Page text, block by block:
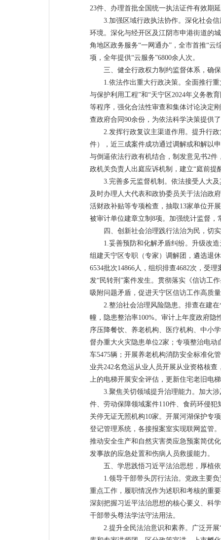
23件、办理首批全国统一执法证件有效期
3.加强区域行政执法协作。深化社会
环境。深化与经开区及江阴市申港街道的
角地区政务服务“一网通办”，全市首推“
项，全年提供“云服务”6800余人次。
三、健全行政权力制约监督体系，确
1.依法作出重大行政决策。全面推行
与保护利用工程”和“天宁区2024年义务教
等程序，强化合法性审查和集体讨论决定
查政府合同90余份，为依法科学决策提供
2.发挥行政复议主渠道作用。提升行
件），近三成案件成功通过调解或和解以
与倒逼依法行政有机结合，制发意见书2
政机关负责人出庭应诉机制，建立“庭前提
3.完善多元监督机制。依法接受人大
及时办理人大代表和政协委员关于法治政
活财政补贴等专项检查，抽取13家单位开
被审计单位建章立制8项。加强统计监督
四、创新社会治理践行法治为民，切
1.妥善预防和化解矛盾纠纷。升级改
组建天宁区专职（专家）调解团，遴选退
6534批次14866人，组织排查4682次，受
发“民转刑”案件发生。贯彻落实《信访工
吸附问题矛盾，促进天宁区信访工作高质
2.整治社会治理风险隐患。排查在建
幢，隐患整治率100%。审计上年度政府
序压降餐饮、养老机构、医疗机构、中小
督办重大火灾隐患单位2家；专项整治电动
车5475辆；开展养老机构消防安全标准化
业共242名危运从业人员开展从业资格核
上的电梯开展安全评估，更新住宅老旧电
3.聚焦关切领域提升治理能力。加大
件、劳动保障领域案件110件、食药环侵
关停无证无照机构10家。开展河湖保护专
登记管理系统，各接报案室实现联网监管
推动安全生产和自然灾害类应急预案简优
发事故的应急处置和伤病人员救援能力。
五、学思践悟习近平法治思想，厚植
1.领导干部带头厉行法治。党政主要
重点工作，履职情况作为述职和考核的重
深刻把握习近平法治思想的核心要义、科
干部带头尊法学法守法用法。
2.提升全民法治意识和素养。广泛开